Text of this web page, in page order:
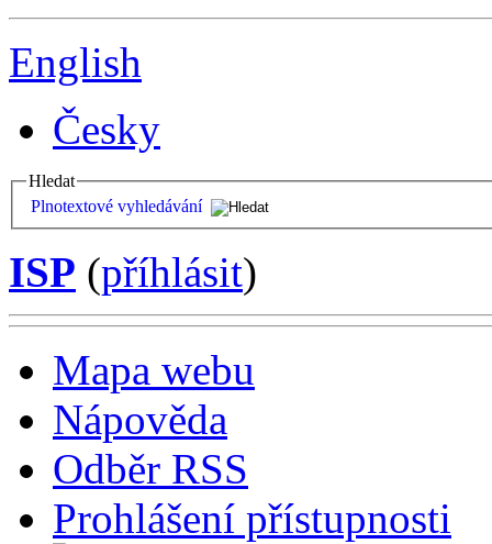
English
Česky
Hledat
Plnotextové vyhledávání
ISP (příhlásit)
Mapa webu
Nápověda
Odběr RSS
Prohlášení přístupnosti